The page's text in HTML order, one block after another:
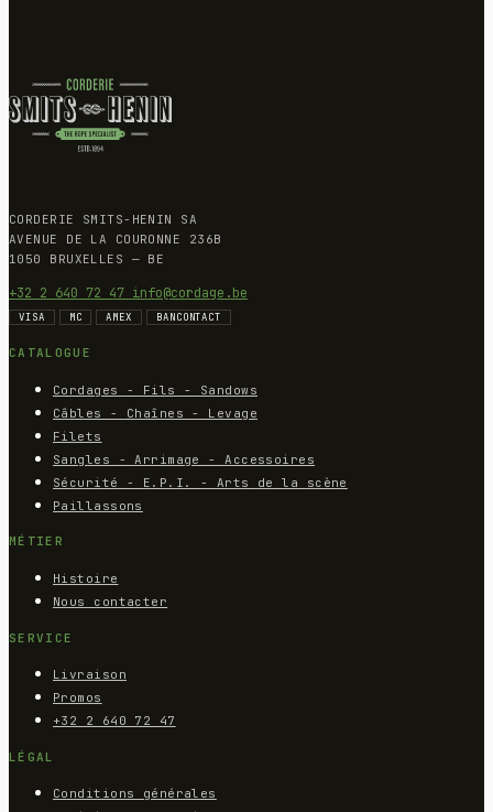
CORDERIE SMITS-HENIN SA
AVENUE DE LA COURONNE 236B
1050 BRUXELLES — BE
+32 2 640 72 47 info@cordage.be
VISA MC AMEX BANCONTACT
CATALOGUE
Cordages - Fils - Sandows
Câbles - Chaînes - Levage
Filets
Sangles - Arrimage - Accessoires
Sécurité - E.P.I. - Arts de la scène
Paillassons
MÉTIER
Histoire
Nous contacter
SERVICE
Livraison
Promos
+32 2 640 72 47
LÉGAL
Conditions générales